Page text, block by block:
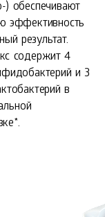
обеспечивают
эффективность
результат.
содержит 4
и 3
в